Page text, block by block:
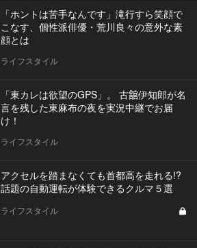
「ホントは苦手なんです」滝行すら笑顔で
こなす、個性派俳優・荒川良々の意外な素
顔とは
ライフスタイル
「東カレは欲望のGPS」。 古舘伊知郎が名
言を残した東麻布の夜を実況中継でお届
け！
ライフスタイル
アクセルを踏まなくても首都高を走れる!?
話題の自動運転が体験できるクルマ５選
ライフスタイル